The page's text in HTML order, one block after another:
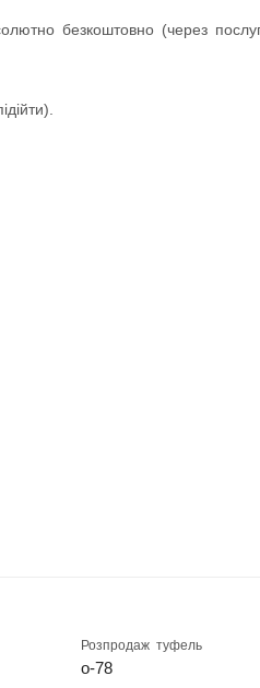
безкоштовно (через
Розпродаж туфель
о-78